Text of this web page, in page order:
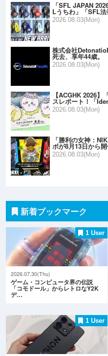
「SFL JAPAN
Lうちわ」「SFL
2026.08.03(Mon)
株式会社
死去、享年44歳。
2026.08.03(Mon)
【ACGHK 2026
スレポート！「
2026.08.03(Mon)
「勝利の女神：
ボが8月13日から
2026.08.03(Mon)
新着ブックマーク
1 User
2026.07.30(Thu)
ゲーム・コンピュータ界の伝説
「コモドール」からレトロなY2K
デ…
1 User